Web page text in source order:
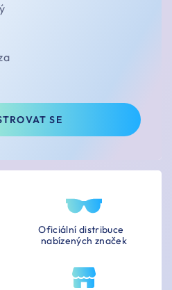
SE
Oficiální distribuce
nabízených značek